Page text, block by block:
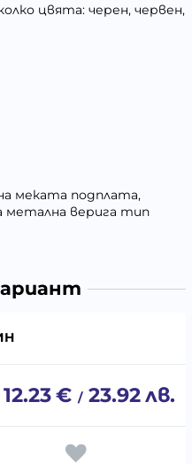
цвята: черен, червен,
меката подплата,
метална верига тип
12.23€ / 23.92лв.